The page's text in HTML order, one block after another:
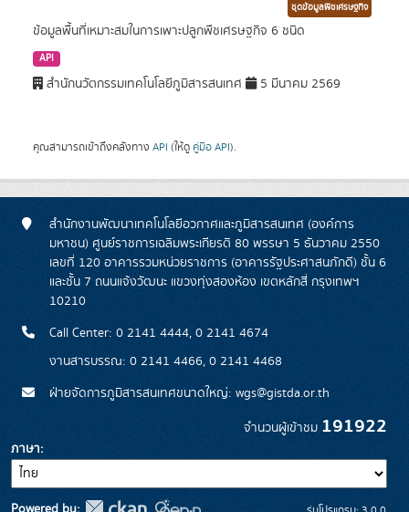
ชุดข้อมูลพืชเศรษฐกิจ
ข้อมูลพื้นที่เหมาะสมในการเพาะปลูกพืชเศรษฐกิจ 6 ชนิด
API
สำนักนวัตกรรมเทคโนโลยีภูมิสารสนเทศ 5 มีนาคม 2569
คุณสามารถเข้าถึงคลังทาง API (ให้ดู คู่มือ API).
สำนักงานพัฒนาเทคโนโลยีอวกาศและภูมิสารสนเทศ (องค์การ
มหาชน) ศูนย์ราชการเฉลิมพระเกียรติ 80 พรรษา 5 ธันวาคม 2550
เลขที่ 120 อาคารรวมหน่วยราชการ (อาคารรัฐประศาสนภักดี) ชั้น 6
และชั้น 7 ถนนแจ้งวัฒนะ แขวงทุ่งสองห้อง เขตหลักสี่ กรุงเทพฯ
10210
Call Center: 0 2141 4444, 0 2141 4674
งานสารบรรณ: 0 2141 4466, 0 2141 4468
ฝ่ายจัดการภูมิสารสนเทศขนาดใหญ่: wgs@gistda.or.th
จำนวนผู้เข้าชม 191922
ภาษา